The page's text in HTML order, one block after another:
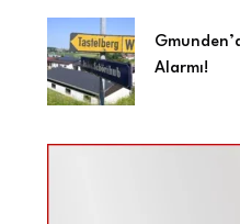
Alarmı!